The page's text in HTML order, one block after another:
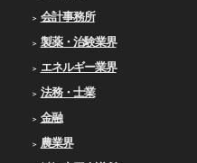
会計事務所
製薬・治験業界
エネルギー業界
法務・士業
金融
農業界